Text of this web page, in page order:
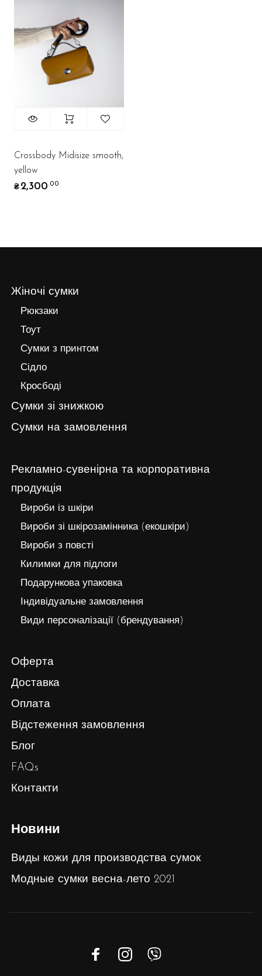
Crossbody Midisize smooth,
yellow
₴ 2,300.00
Жіночі сумки
Рюкзаки
Тоут
Сумки з принтом
Сідло
Кросбоді
Сумки зі знижкою
Сумки на замовлення
Рекламно-сувенірна та корпоративна
продукція
Вироби із шкіри
Вироби зі шкірозамінника (екошкіри)
Вироби з повсті
Килимки для підлоги
Подарункова упаковка
Індивідуальне замовлення
Види персоналізації (брендування)
Оферта
Доставка
Оплата
Відстеження замовлення
Блог
FAQs
Контакти
Новини
Виды кожи для производства сумок
Модные сумки весна-лето 2021